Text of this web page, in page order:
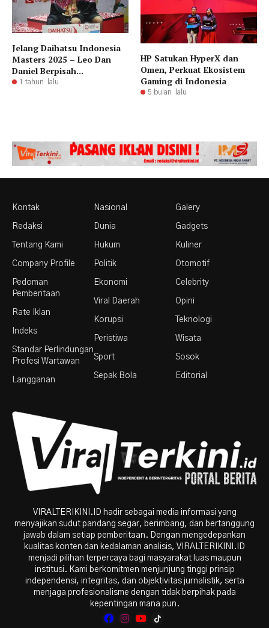
Jelang Daihatsu Indonesia
Masters 2025 – Leo Dan
Daniel Berpisah...
1 tahun lalu
HP Satukan HyperX dan
Omen, Perkuat Ekosistem
Gaming di Indonesia
5 bulan lalu
Kontak
Redaksi
Tentang Kami
Company Profile
Pedoman
Pemberitaan
Rate Iklan
Indeks
Standar Perlindungan
Profesi Wartawan
Langganan
Nasional
Dunia
Hukum
Politik
Ekonomi
Viral Daerah
Korupsi
Peristiwa
Sport
Sepak Bola
Galery
Gadgets
Kuliner
Otomotif
Celebrity
Opini
Teknologi
Wisata
Sosok
Editorial
VIRALTERIKINI.ID hadir sebagai media informasi yang
menyajikan sudut pandang segar, berimbang, dan bertanggung
jawab dalam setiap pemberitaan. Dengan mengedepankan
kualitas konten dan kedalaman analisis, VIRALTERIKINI.ID
menjadi pilihan terpercaya bagi masyarakat luas maupun
institusi. Kami berkomitmen menjunjung tinggi prinsip
independensi, integritas, dan objektivitas jurnalistik, serta
menjaga profesionalisme dengan tidak berpihak pada
kepentingan mana pun.